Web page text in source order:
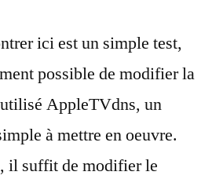
ici est un simple test,
possible de modifier la
AppleTVdns, un
à mettre en oeuvre.
il suffit de modifier le